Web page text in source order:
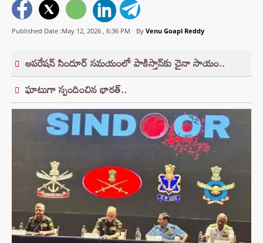
Published Date :May 12, 2026 , 6:36 PM By Venu Goapl Reddy
ఆపరేషన్ సిందూర్ సమయంలో పాకిస్తాన్‌కు చైనా సాయం..
ఘాటుగా స్పందించిన భారత్..